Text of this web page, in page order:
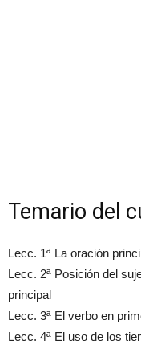
Temario del
Lecc. 1ª La oración
Lecc. 2ª Posición del
principal
Lecc. 3ª El verbo en
Lecc. 4ª El uso de los